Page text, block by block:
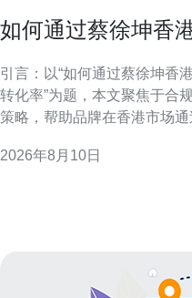
如何通过蔡徐坤香
引言：以“如何通过蔡徐坤香
转化率”为题，本文聚焦于合
策略，帮助品牌在香港市场
与数据驱动优化，避免黑帽站群作法。 理
2026年8月10日